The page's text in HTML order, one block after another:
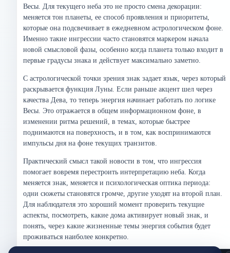
Весы. Для текущего неба это не просто смена декорации:
меняется тон планеты, ее способ проявления и приоритеты,
которые она подсвечивает в ежедневном астрологическом фоне.
Именно такие ингрессии часто становятся маркером начала
новой смысловой фазы, особенно когда планета только входит в
первые градусы знака и действует максимально заметно.
С астрологической точки зрения знак задает язык, через который
раскрывается функция Луны. Если раньше акцент шел через
качества Дева, то теперь энергия начинает работать по логике
Весы. Это отражается в общем информационном фоне, в
изменении ритма решений, в темах, которые быстрее
поднимаются на поверхность, и в том, как воспринимаются
импульсы дня на фоне текущих транзитов.
Практический смысл такой новости в том, что ингрессия
помогает вовремя перестроить интерпретацию неба. Когда
меняется знак, меняется и психологическая оптика периода:
одни сюжеты становятся громче, другие уходят на второй план.
Для наблюдателя это хороший момент проверить текущие
аспекты, посмотреть, какие дома активирует новый знак, и
понять, через какие жизненные темы энергия события будет
проживаться наиболее конкретно.